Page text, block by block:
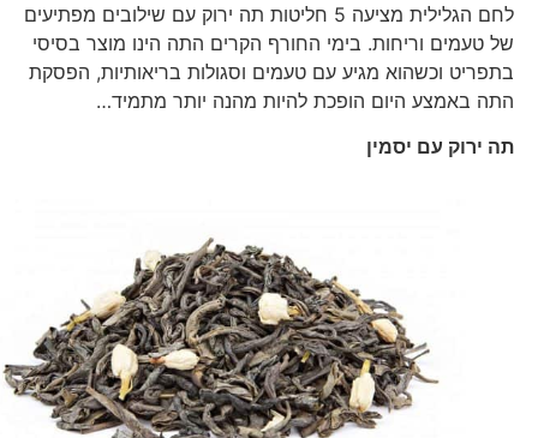
לחם הגלילית מציעה 5 חליטות תה ירוק עם שילובים מפתיעים
של טעמים וריחות. בימי החורף הקרים התה הינו מוצר בסיסי
בתפריט וכשהוא מגיע עם טעמים וסגולות בריאותיות, הפסקת
התה באמצע היום הופכת להיות מהנה יותר מתמיד…
תה ירוק עם יסמין